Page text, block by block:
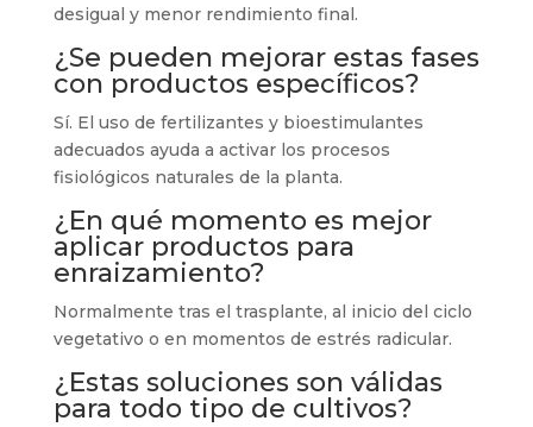
desigual y menor rendimiento final.
¿Se pueden mejorar estas fases
con productos específicos?
Sí. El uso de fertilizantes y bioestimulantes
adecuados ayuda a activar los procesos
fisiológicos naturales de la planta.
¿En qué momento es mejor
aplicar productos para
enraizamiento?
Normalmente tras el trasplante, al inicio del ciclo
vegetativo o en momentos de estrés radicular.
¿Estas soluciones son válidas
para todo tipo de cultivos?